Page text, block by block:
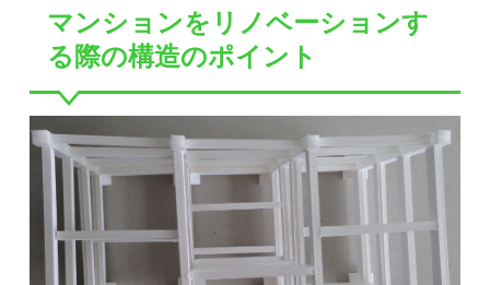
マンションをリノベーションす
る際の構造のポイント